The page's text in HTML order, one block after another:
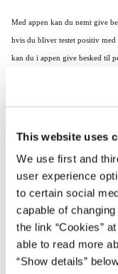
This website uses
We use first and
user experience
to certain social
capable of
the link “Cookies”
able to read more
“Show details”
Med appen kan du nemt give
hvis du bliver testet positiv
kan du i appen give besked til
anden vis kan advare om, at
testet. Hvis man i appen får
”Smitteopsporing er
epidemien, mens Danmark
fungere som et supplement til
afstand og god hygiejne. Vi
værktøj, som jeg håber, at
ældreminister Magnus Heunicke.